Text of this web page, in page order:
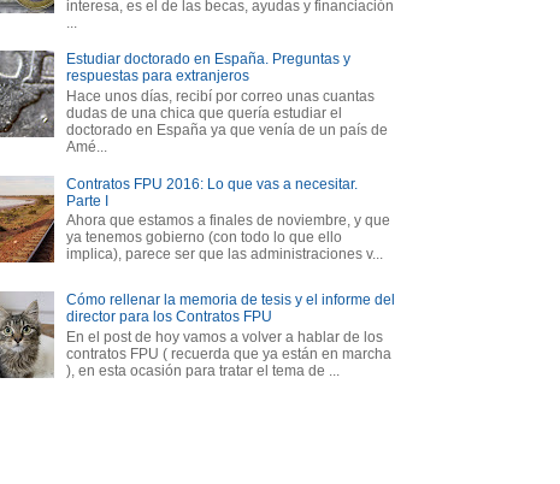
interesa, es el de las becas, ayudas y financiación
Estudiar doctorado en España. Preguntas y
respuestas para extranjeros
Hace unos días, recibí por correo unas cuantas
dudas de una chica que quería estudiar el
doctorado en España ya que venía de un país de
Amé...
Contratos FPU 2016: Lo que vas a necesitar.
Parte I
Ahora que estamos a finales de noviembre, y que
ya tenemos gobierno (con todo lo que ello
implica), parece ser que las administraciones v...
Cómo rellenar la memoria de tesis y el informe del
director para los Contratos FPU
En el post de hoy vamos a volver a hablar de los
contratos FPU ( recuerda que ya están en marcha
), en esta ocasión para tratar el tema de ...